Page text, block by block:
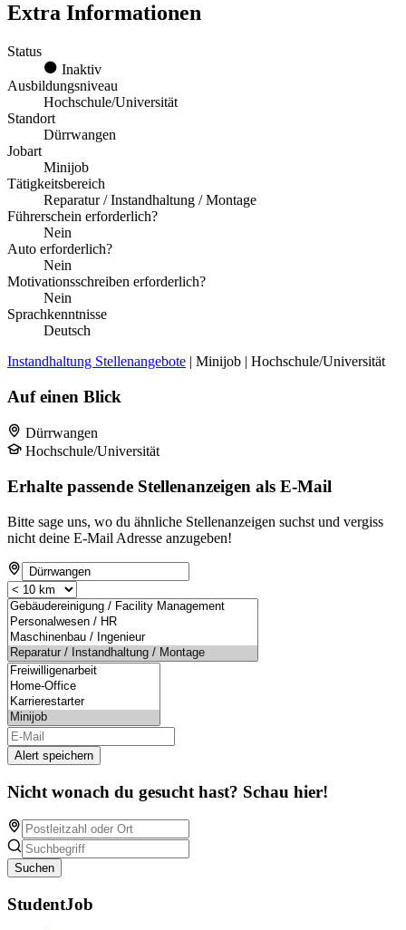
Extra Informationen
Status
Inaktiv
Ausbildungsniveau
Hochschule/Universität
Standort
Dürrwangen
Jobart
Minijob
Tätigkeitsbereich
Reparatur / Instandhaltung / Montage
Führerschein erforderlich?
Nein
Auto erforderlich?
Nein
Motivationsschreiben erforderlich?
Nein
Sprachkenntnisse
Deutsch
Instandhaltung Stellenangebote | Minijob | Hochschule/Universität
Auf einen Blick
Dürrwangen
Hochschule/Universität
Erhalte passende Stellenanzeigen als E-Mail
Bitte sage uns, wo du ähnliche Stellenanzeigen suchst und vergiss
nicht deine E-Mail Adresse anzugeben!
Alert speichern
Nicht wonach du gesucht hast? Schau hier!
Suchen
StudentJob